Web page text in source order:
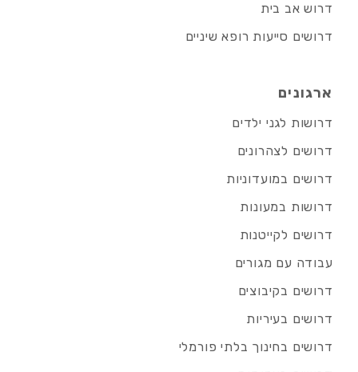
דרוש אב בית
דרושים סייעות רופא שיניים
ארגונים
דרושות לגני ילדים
דרושים לצהרונים
דרושים במועדוניות
דרושות במעונות
דרושים לקייטנות
עבודה עם מגורים
דרושים בקיבוצים
דרושים בעיריות
דרושים בחינוך בלתי פורמלי